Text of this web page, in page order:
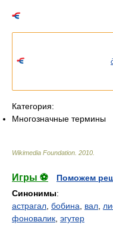
Категория:
Многозначные термины
Wikimedia Foundation 2010
Игры ⚽
Поможем
Синонимы:
астрагал бобина вал
фоновалик эгутер